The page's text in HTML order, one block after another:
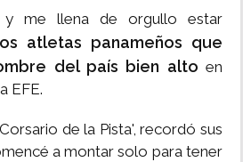
y me llena de orgullo estar
atletas panameños que
del país bien alto en
EFE.
de la Pista', recordó sus
a montar solo para tener